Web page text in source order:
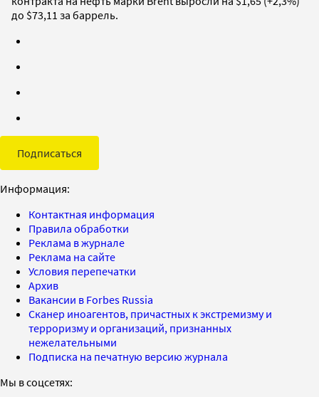
до $73,11 за баррель.
Подписаться
Информация:
Контактная информация
Правила обработки
Реклама в журнале
Реклама на сайте
Условия перепечатки
Архив
Вакансии в Forbes Russia
Сканер иноагентов, причастных к экстремизму и
терроризму и организаций, признанных
нежелательными
Подписка на печатную версию журнала
Мы в соцсетях: